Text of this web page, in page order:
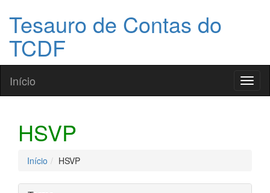
Tesauro de Contas do
TCDF
Início
HSVP
Início HSVP